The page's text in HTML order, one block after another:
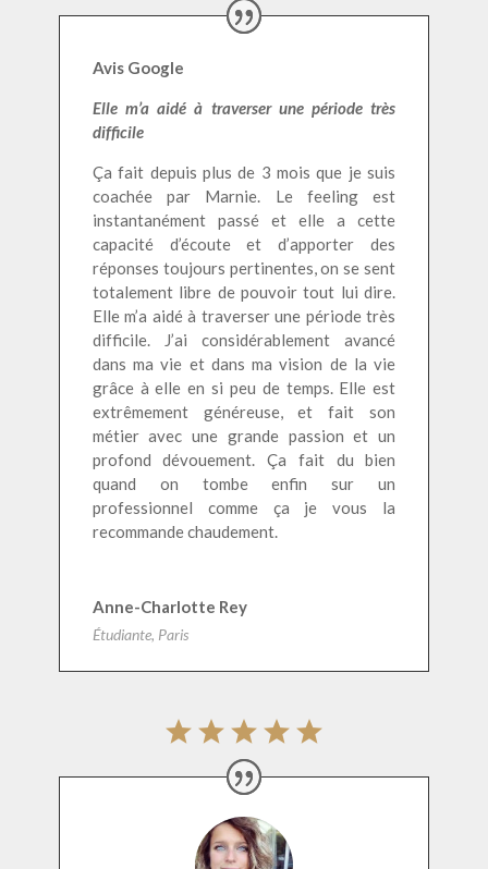
Avis Google
Elle m’a aidé à traverser une période très
difficile
Ça fait depuis plus de 3 mois que je suis
coachée par Marnie. Le feeling est
instantanément passé et elle a cette
capacité d’écoute et d’apporter des
réponses toujours pertinentes, on se sent
totalement libre de pouvoir tout lui dire.
Elle m’a aidé à traverser une période très
difficile. J’ai considérablement avancé
dans ma vie et dans ma vision de la vie
grâce à elle en si peu de temps. Elle est
extrêmement généreuse, et fait son
métier avec une grande passion et un
profond dévouement. Ça fait du bien
quand on tombe enfin sur un
professionnel comme ça je vous la
recommande chaudement.
Anne-Charlotte Rey
Étudiante, Paris